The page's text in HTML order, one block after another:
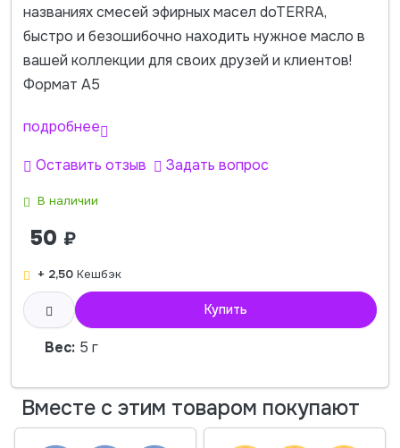
названиях смесей эфирных масел doTERRA,
быстро и безошибочно находить нужное масло в
вашей коллекции для своих друзей и клиентов!
Формат А5
подробнее
Оставить отзыв Задать вопрос
В наличии
50 ₽
+ 2,50 Кешбэк
Купить
Вес: 5 г
Вместе с этим товаром покупают